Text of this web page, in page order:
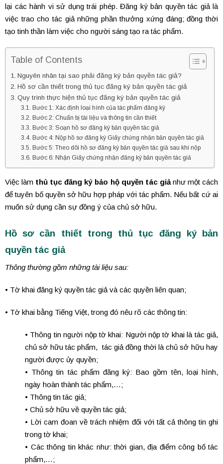
lại các hành vi sử dụng trái phép. Đăng ký bản quyền tác giả là
việc trao cho tác giả những phần thưởng xứng đáng; đồng thời
tạo tinh thần làm việc cho người sáng tạo ra tác phẩm.
Table of Contents
Nguyên nhân tại sao phải đăng ký bản quyền tác giả?
Hồ sơ cần thiết trong thủ tục đăng ký bản quyền tác giả
Quy trình thực hiện thủ tục đăng ký bản quyền tác giả
Bước 1: Xác định loại hình của tác phẩm đăng ký
Bước 2: Chuẩn bị tài liệu và thông tin cần thiết
Bước 3: Soạn hồ sơ đăng ký bản quyền tác giả
Bước 4: Nộp hồ sơ đăng ký Giấy chứng nhận bản quyền tác giả
Bước 5: Theo dõi hồ sơ đăng ký bản quyền tác giả sau khi nộp
Bước 6: Nhận Giấy chứng nhận đăng ký bản quyền tác giả
Việc làm thủ tục đăng ký bảo hộ quyền tác giảnhư một cách
để tuyên bố quyền sở hữu hợp pháp với tác phẩm. Nếu bất cứ ai
muốn sử dụng cần sự đồng ý của chủ sở hữu.
Hồ sơ cần thiết trong thủ tục đăng ký bản
quyền tác giả
Thông thường gồm những tài liệu sau:
• Tờ khai đăng ký quyền tác giả và các quyền liên quan;
• Tờ khai bằng Tiếng Việt, trong đó nêu rõ các thông tin:
• Thông tin người nộp tờ khai: Người nộp tờ khai là tác giả,
chủ sở hữu tác phẩm, tác giả đồng thời là chủ sở hữu hay
người được ủy quyền;
• Thông tin tác phẩm đăng ký: Bao gồm tên, loại hình,
ngày hoàn thành tác phẩm,…;
• Thông tin tác giả;
• Chủ sở hữu về quyền tác giả;
• Lời cam đoan về trách nhiệm đối với tất cả thông tin ghi
trong tờ khai;
• Các thông tin khác như: thời gian, địa điểm công bố tác
phẩm,…;